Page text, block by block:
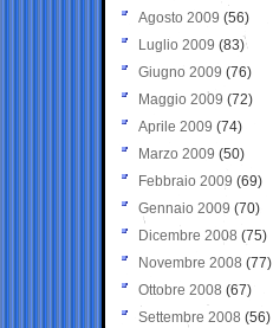
Agosto 2009 (56)
Luglio 2009 (83)
Giugno 2009 (76)
Maggio 2009 (72)
Aprile 2009 (74)
Marzo 2009 (50)
Febbraio 2009 (69)
Gennaio 2009 (70)
Dicembre 2008 (75)
Novembre 2008 (77)
Ottobre 2008 (67)
Settembre 2008 (56)